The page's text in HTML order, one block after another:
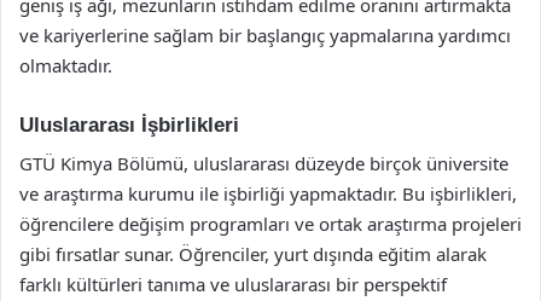
ve kariyerlerine sağlam bir başlangıç yapmalarına yardımcı
olmaktadır.
Uluslararası İşbirlikleri
GTÜ Kimya Bölümü, uluslararası düzeyde birçok üniversite
ve araştırma kurumu ile işbirliği yapmaktadır. Bu işbirlikleri,
öğrencilere değişim programları ve ortak araştırma projeleri
gibi fırsatlar sunar. Öğrenciler, yurt dışında eğitim alarak
farklı kültürleri tanıma ve uluslararası bir perspektif